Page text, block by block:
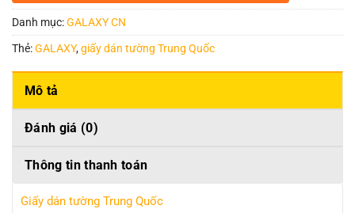
Danh mục:GALAXY CN
Thẻ:GALAXY,giấy dán tường Trung Quốc
Mô tả
Đánh giá (0)
Thông tin thanh toán
Giấy dán tường Trung Quốc